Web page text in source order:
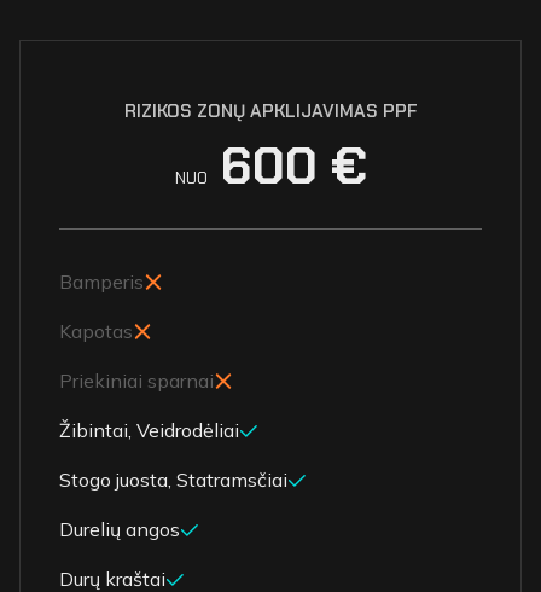
RIZIKOS ZONŲ APKLIJAVIMAS PPF
NUO 600 €
Bamperis
Kapotas
Priekiniai sparnai
Žibintai, Veidrodėliai
Stogo juosta, Statramsčiai
Durelių angos
Durų kraštai